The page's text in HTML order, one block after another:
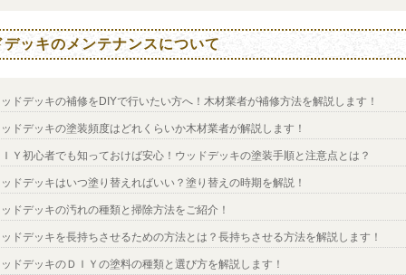
デッキのメンテナンスについて
ドデッキの補修をDIYで行いたい方へ！木材業者が補修方法を解説します！
ドデッキの塗装頻度はどれくらいか木材業者が解説します！
Ｙ初心者でも知っておけば安心！ウッドデッキの塗装手順と注意点とは？
ドデッキはいつ塗り替えればいい？塗り替えの時期を解説！
ドデッキの汚れの種類と掃除方法をご紹介！
ドデッキを長持ちさせるための方法とは？長持ちさせる方法を解説します！
ドデッキのＤＩＹの塗料の種類と選び方を解説します！